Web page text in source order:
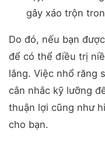
gây xáo trộn
Do đó, nếu bạn
để có thể điều trị
lắng. Việc nhổ răng
cân nhắc kỹ lưỡng
thuận lợi cũng như
cho bạn.